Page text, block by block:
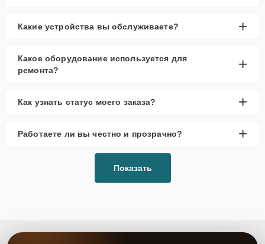
Какие устройства вы обслуживаете? +
Какое оборудование используется для
ремонта?
+
Как узнать статус моего заказа? +
Работаете ли вы честно и прозрачно? +
Показать